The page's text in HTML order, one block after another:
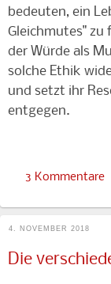
bedeuten, ein
Gleichmutes" zu
der Würde als
solche Ethik
und setzt ihr
entgegen.
3 Kommentare
4. NOVEMBER 2018
Die